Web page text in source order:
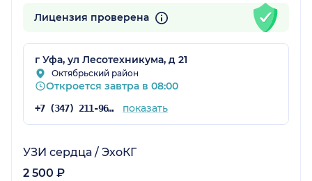
Лицензия проверена
г Уфа, ул Лесотехникума, д 21
Октябрьский район
Откроется завтра в 08:00
+7 (347) 211-96-43 показать
УЗИ сердца / ЭхоКГ
2 500 ₽